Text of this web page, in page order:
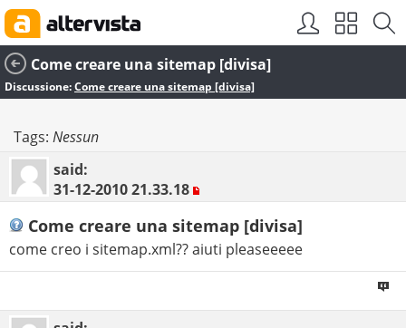
Come creare una sitemap [divisa]
Discussione:Come creare una sitemap [divisa]
Tags: Nessun
said:
31-12-201021.33.18
Come creare una sitemap [divisa]
come creo i sitemap.xml?? aiuti pleaseeeee